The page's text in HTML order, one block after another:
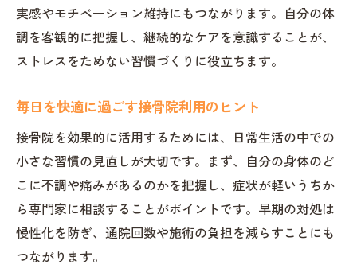
実感やモチベーション維持にもつながります。自分の体
調を客観的に把握し、継続的なケアを意識することが、
ストレスをためない習慣づくりに役立ちます。
毎日を快適に過ごす接骨院利用のヒント
接骨院を効果的に活用するためには、日常生活の中での
小さな習慣の見直しが大切です。まず、自分の身体のど
こに不調や痛みがあるのかを把握し、症状が軽いうちか
ら専門家に相談することがポイントです。早期の対処は
慢性化を防ぎ、通院回数や施術の負担を減らすことにも
つながります。